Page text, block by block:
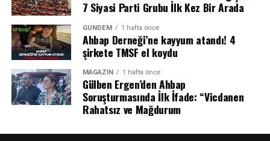
Sensörler, topun hareketini ve futbolcuların topa ilk
temas anını milisaniyelik bir hassasiyetle takip ederek
elde ettiği verileri anlık olarak VAR merkezine gönderir.
Bu sayede insan gözünün kaçırabileceği pas çıkış anları
veya temas noktaları hatasız bir şekilde tespit edilir.
Çipli Topun Sağladığı Avantajlar
Yeni sistemin futbol dünyasına getireceği yenilikler
saymakla bitmiyor:
7 Siyasi Parti Grubu İlk Kez Bir Arada
GÜNDEM 1 hafta önce
Ahbap Derneği’ne kayyum atandı! 4
şirkete TMSF el koydu
MAGAZIN 1 hafta önce
Gülben Ergen’den Ahbap
Soruşturmasında İlk İfade: “Vicdanen
Rahatsız ve Mağdurum